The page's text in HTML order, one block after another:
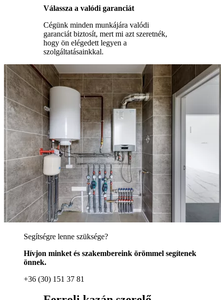
Válassza a valódi garanciát
Cégünk minden munkájára valódi
garanciát biztosít, mert mi azt szeretnék,
hogy ön elégedett legyen a
szolgáltatásainkkal.
Segítségre lenne szüksége?
Hívjon minket és szakembereink örömmel segítenek
önnek.
+36 (30) 151 37 81